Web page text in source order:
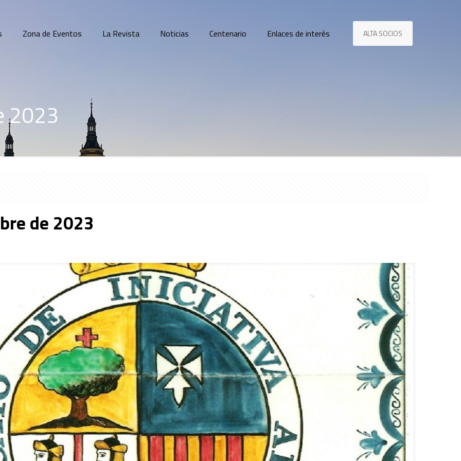
Zona de Eventos La Revista Noticias Centenario Enlaces de interés ALTA SOCIOS
2023
de 2023